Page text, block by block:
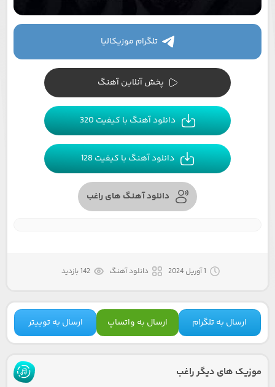
تلگرام موزیکالیا
پخش آنلاین آهنگ
دانلود آهنگ با کیفیت 320
دانلود آهنگ با کیفیت 128
دانلود آهنگ های راغب
1 آوریل 2024 دانلود آهنگ 142 بازدید
ارسال به تلگرام ارسال به واتساپ ارسال به توییتر
موزیک های دیگر راغب